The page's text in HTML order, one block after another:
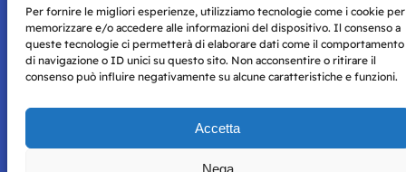
Per fornire le migliori esperienze, utilizziamo tecnologie come i cookie per
memorizzare e/o accedere alle informazioni del dispositivo. Il consenso a
queste tecnologie ci permetterà di elaborare dati come il comportamento
di navigazione o ID unici su questo sito. Non acconsentire o ritirare il
consenso può influire negativamente su alcune caratteristiche e funzioni.
Accetta
Nega
Storie di Napoli è una testata registrata presso il tribunale di
Napoli con autorizzazione numero 38 del 25/9/2019.
Tutti i diritti riservati, ogni tentativo di copia sarà
perseguito secondo i termini di legge. Si nega l’utilizzo delle
informazioni in questo sito web per addestramento AI e